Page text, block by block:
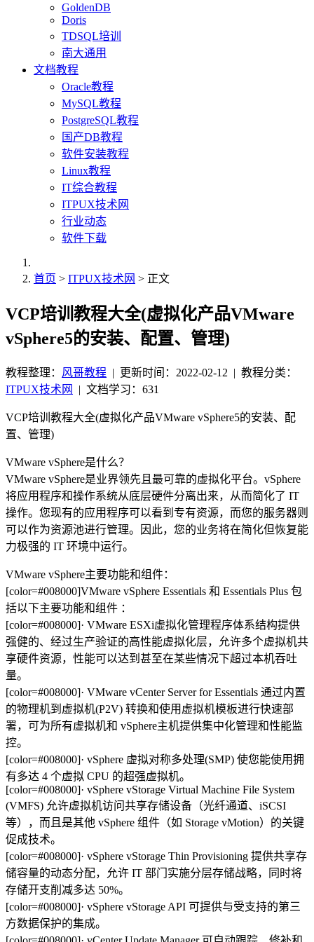
GoldenDB
Doris
TDSQL培训
南大通用
文档教程
Oracle教程
MySQL教程
PostgreSQL教程
国产DB教程
软件安装教程
Linux教程
IT综合教程
ITPUX技术网
行业动态
软件下载
首页 > ITPUX技术网 > 正文
VCP培训教程大全(虚拟化产品VMware
vSphere5的安装、配置、管理)
教程整理： 风哥教程 | 更新时间：2022-02-12 | 教程分类：
ITPUX技术网
| 文档学习：631
VCP培训教程大全(虚拟化产品VMware vSphere5的安装、配
置、管理)
VMware vSphere是什么？
VMware vSphere是业界领先且最可靠的虚拟化平台。vSphere
将应用程序和操作系统从底层硬件分离出来，从而简化了 IT
操作。您现有的应用程序可以看到专有资源，而您的服务器则
可以作为资源池进行管理。因此，您的业务将在简化但恢复能
力极强的 IT 环境中运行。
VMware vSphere主要功能和组件：
[color=#008000]VMware vSphere Essentials 和 Essentials Plus 包
括以下主要功能和组件 ：
[color=#008000]· VMware ESXi虚拟化管理程序体系结构提供
强健的、经过生产验证的高性能虚拟化层，允许多个虚拟机共
享硬件资源，性能可以达到甚至在某些情况下超过本机吞吐
量。
[color=#008000]· VMware vCenter Server for Essentials 通过内置
的物理机到虚拟机(P2V) 转换和使用虚拟机模板进行快速部
署，可为所有虚拟机和 vSphere主机提供集中化管理和性能监
控。
[color=#008000]· vSphere 虚拟对称多处理(SMP) 使您能使用拥
有多达 4 个虚拟 CPU 的超强虚拟机。
[color=#008000]· vSphere vStorage Virtual Machine File System
(VMFS) 允许虚拟机访问共享存储设备（光纤通道、iSCSI
等），而且是其他 vSphere 组件（如 Storage vMotion）的关键
促成技术。
[color=#008000]· vSphere vStorage Thin Provisioning 提供共享存
储容量的动态分配，允许 IT 部门实施分层存储战略，同时将
存储开支削减多达 50%。
[color=#008000]· vSphere vStorage API 可提供与受支持的第三
方数据保护的集成。